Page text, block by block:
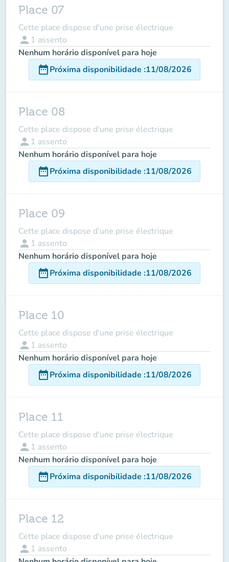
Place 07
Cette place dispose d'une prise électrique
person 1 assento
Nenhum horário disponível para hoje
date_rangePróxima disponibilidade :11/08/2026
Place 08
Cette place dispose d'une prise électrique
person 1 assento
Nenhum horário disponível para hoje
date_rangePróxima disponibilidade :11/08/2026
Place 09
Cette place dispose d'une prise électrique
person 1 assento
Nenhum horário disponível para hoje
date_rangePróxima disponibilidade :11/08/2026
Place 10
Cette place dispose d'une prise électrique
person 1 assento
Nenhum horário disponível para hoje
date_rangePróxima disponibilidade :11/08/2026
Place 11
Cette place dispose d'une prise électrique
person 1 assento
Nenhum horário disponível para hoje
date_rangePróxima disponibilidade :11/08/2026
Place 12
Cette place dispose d'une prise électrique
person 1 assento